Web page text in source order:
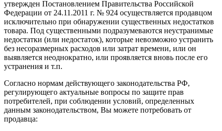
утвержден Постановлением Правительства Российской
Федерации от 24.11.2011 г. № 924 осуществляется продавцом
исключительно при обнаружении существенных недостатков
товара. Под существенными подразумеваются неустранимые
недостатки (или недостаток), которые невозможно устранить
без несоразмерных расходов или затрат времени, или он
выявляется неоднократно, или проявляется вновь после его
устранения и т.п.
Согласно нормам действующего законодательства РФ,
регулирующего актуальные вопросы по защите прав
потребителей, при соблюдении условий, определенных
данным законодательством, Вы можете потребовать от
продавца: